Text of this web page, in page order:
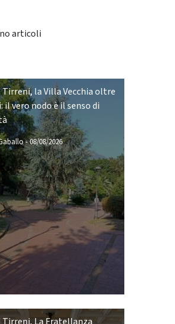
articoli
Tirreni, la Villa Vecchia oltre
il vero nodo è il senso di
-08/08/2026